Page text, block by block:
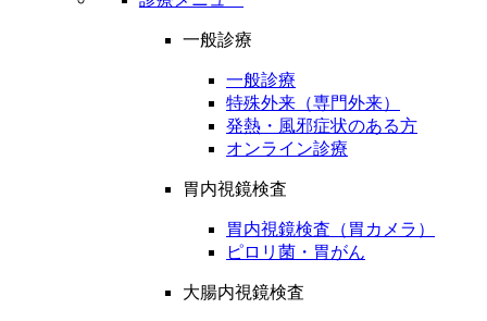
一般診療
一般診療
特殊外来（専門外来）
発熱・風邪症状のある方
オンライン診療
胃内視鏡検査
胃内視鏡検査（胃カメラ）
ピロリ菌・胃がん
大腸内視鏡検査